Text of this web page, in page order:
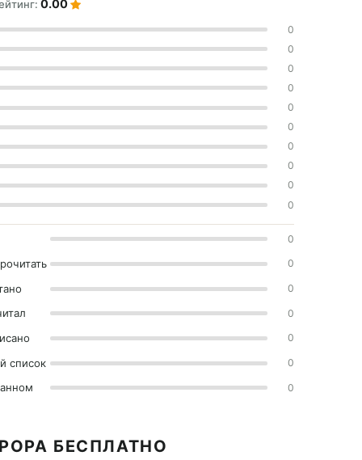
0.00
0
0
0
0
0
0
0
0
0
0
0
0
0
0
0
список 0
0
БЕСПЛАТНО